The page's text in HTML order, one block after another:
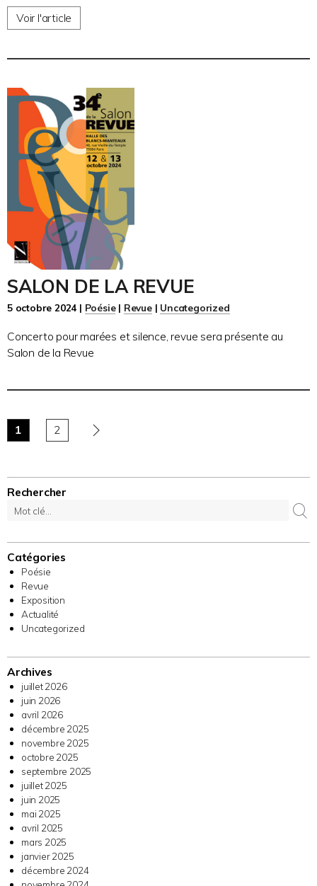
Voir l'article
SALON DE LA REVUE
5 octobre 2024 | Poésie| Revue| Uncategorized
Concerto pour marées et silence, revue sera présente au
Salon de la Revue
1 2
Rechercher
Catégories
Poésie
Revue
Exposition
Actualité
Uncategorized
Archives
juillet 2026
juin 2026
avril 2026
décembre 2025
novembre 2025
octobre 2025
septembre 2025
juillet 2025
juin 2025
mai 2025
avril 2025
mars 2025
janvier 2025
décembre 2024